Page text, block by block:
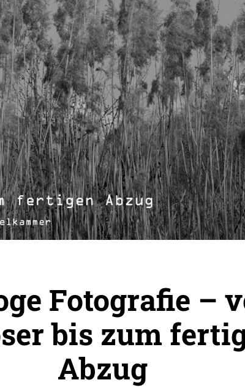
Fotografie –
bis zum
Abzug